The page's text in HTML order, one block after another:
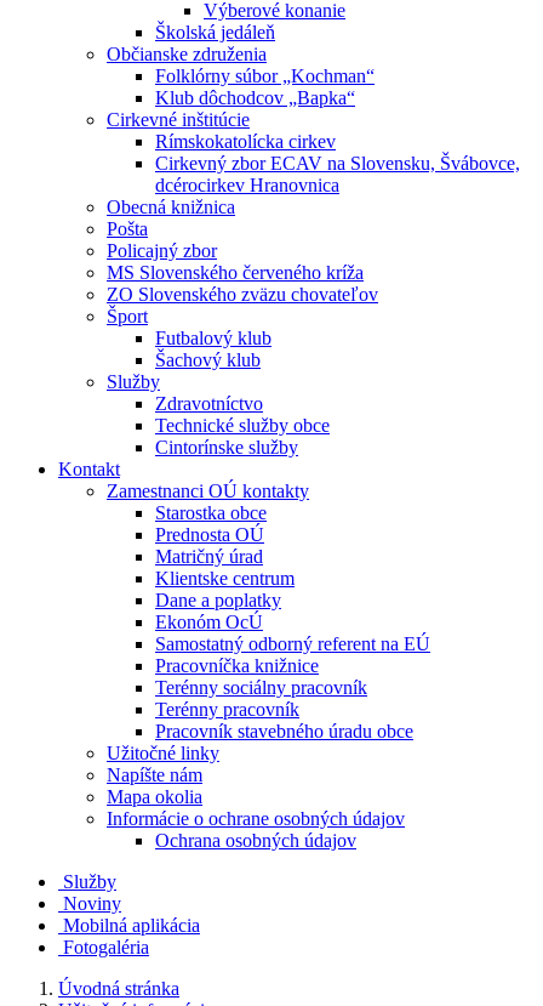
Výberové konanie
Školská jedáleň
Občianske združenia
Folklórny súbor „Kochman“
Klub dôchodcov „Bapka“
Cirkevné inštitúcie
Rímskokatolícka cirkev
Cirkevný zbor ECAV na Slovensku, Švábovce,
dcérocirkev Hranovnica
Obecná knižnica
Pošta
Policajný zbor
MS Slovenského červeného kríža
ZO Slovenského zväzu chovateľov
Šport
Futbalový klub
Šachový klub
Služby
Zdravotníctvo
Technické služby obce
Cintorínske služby
Kontakt
Zamestnanci OÚ kontakty
Starostka obce
Prednosta OÚ
Matričný úrad
Klientske centrum
Dane a poplatky
Ekonóm OcÚ
Samostatný odborný referent na EÚ
Pracovníčka knižnice
Terénny sociálny pracovník
Terénny pracovník
Pracovník stavebného úradu obce
Užitočné linky
Napíšte nám
Mapa okolia
Informácie o ochrane osobných údajov
Ochrana osobných údajov
Služby
Noviny
Mobilná aplikácia
Fotogaléria
Úvodná stránka